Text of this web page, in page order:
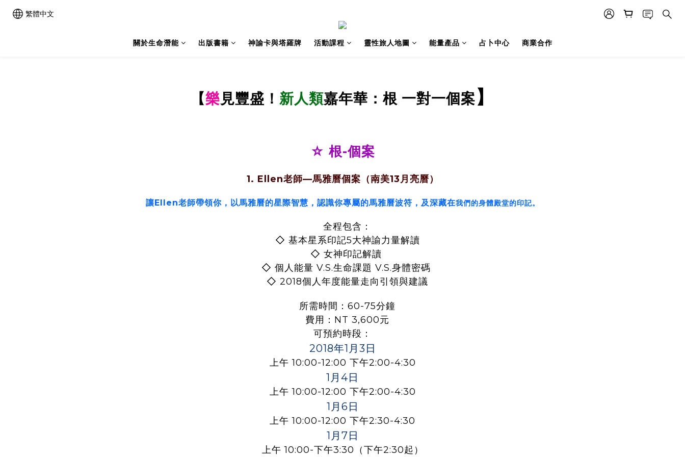
繁體中文
關於生命潛能 出版書籍 神諭卡與塔羅牌 活動課程 靈性旅人地圖 能量產品 占卜中心 商業合作
【樂見豐盛 ！ 新人類嘉年華 ：根 一對一個案 】
☆ 根-個案
1. Ellen老師—馬雅曆個案（南美13月亮曆）
讓Ellen老師帶領你，以馬雅曆的星際智慧，認識你專屬的馬雅曆波符，及深藏在我們的身體殿堂的印記。
全程包含：
◇ 基本星系印記5大神諭力量解讀
◇ 女神印記解讀
◇ 個人能量 V.S.生命課題 V.S.身體密碼
◇ 2018個人年度能量走向引領與建議
所需時間：60-75分鐘
費用：NT 3,600元
可預約時段：
2018年1月3日
上午 10:00-12:00 下午2:00-4:30
1月4日
上午 10:00-12:00 下午2:00-4:30
1月6日
上午 10:00-12:00 下午2:30-4:30
1月7日
上午 10:00-下午3:30（下午2:30起）